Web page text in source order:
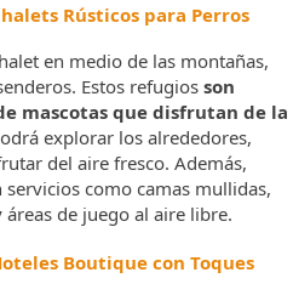
Rústicos para Perros
en medio de las montañas,
Estos refugios son
mascotas que disfrutan de la
explorar los alrededores,
del aire fresco. Además,
como camas mullidas,
de juego al aire libre.
Boutique con Toques